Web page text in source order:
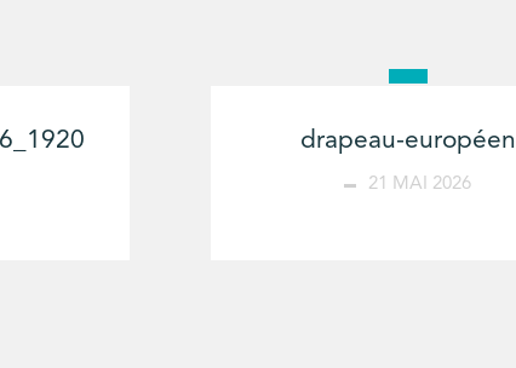
drapeau-européen
21 MAI 2026